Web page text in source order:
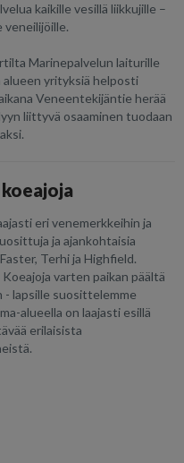
kaikille vesillä liikkujille –
veneilijöille.
Marinepalvelun laiturille
alueen yrityksiä helposti
Veneentekijäntie herää
liittyvä osaaminen tuodaan
eri venemerkkeihin ja
ja ajankohtaisia
Terhi ja Highfield.
varten paikan päältä
- lapsille suosittelemme
alueella on laajasti esillä
erilaisista